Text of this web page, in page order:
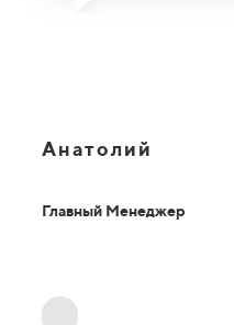
Анатолий
Главный Менеджер